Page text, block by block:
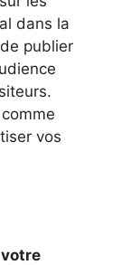
dans la
publier
vos